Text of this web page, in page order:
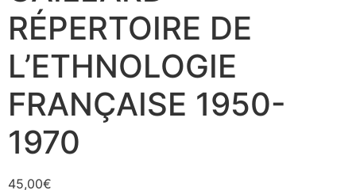
RÉPERTOIRE DE
L’ETHNOLOGIE
FRANÇAISE 1950-
1970
45,00€